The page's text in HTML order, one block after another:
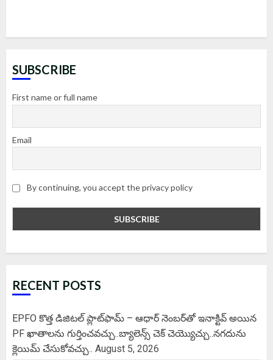
SUBSCRIBE
First name or full name
Email
By continuing, you accept the privacy policy
RECENT POSTS
EPFO కొత్త డిజిటల్ ప్లాట్‌ఫామ్‌ – ఆధార్ నెంబర్‌తో ఇనాక్టివ్ అయిన
PF ఖాతాలను గుర్తించవచ్చు..బ్యాలెన్స్ చెక్ చెయ్యొచ్చు..నగదును
క్లెయిమ్ చేసుకోవచ్చు.. August 5, 2026